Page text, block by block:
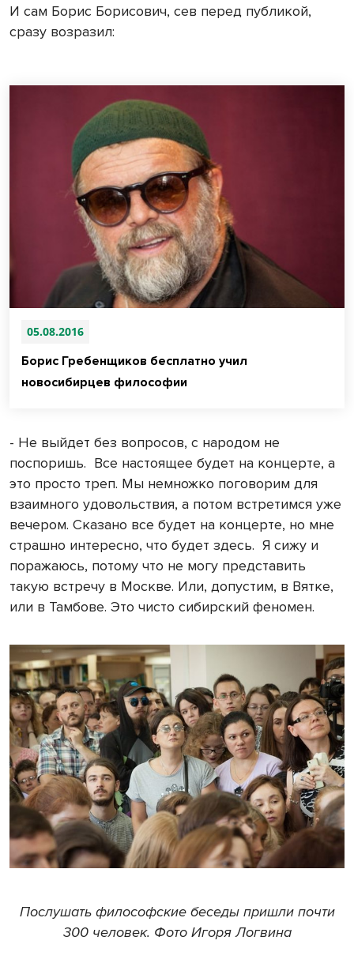
И сам Борис Борисович, сев перед публикой,
сразу возразил:
05.08.2016
Борис Гребенщиков бесплатно учил
новосибирцев философии
- Не выйдет без вопросов, с народом не
поспоришь. Все настоящее будет на концерте, а
это просто треп. Мы немножко поговорим для
взаимного удовольствия, а потом встретимся уже
вечером. Сказано все будет на концерте, но мне
страшно интересно, что будет здесь. Я сижу и
поражаюсь, потому что не могу представить
такую встречу в Москве. Или, допустим, в Вятке,
или в Тамбове. Это чисто сибирский феномен.
Послушать философские беседы пришли почти
300 человек. Фото Игоря Логвина